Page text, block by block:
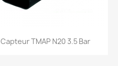
Aperçu rapide
Capteur TMAP N20 3.5 Bar